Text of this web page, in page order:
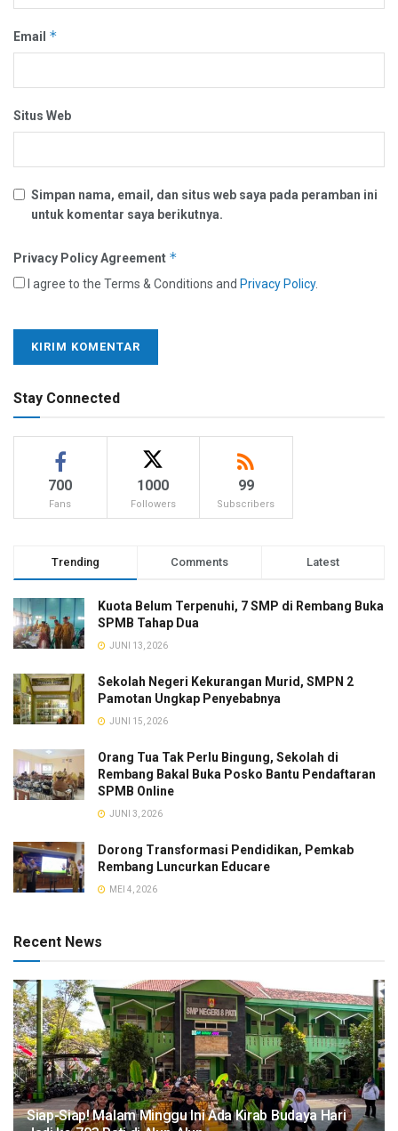
Email *
Situs Web
Simpan nama, email, dan situs web saya pada peramban ini
untuk komentar saya berikutnya.
Privacy Policy Agreement *
I agree to the Terms & Conditions and Privacy Policy.
Stay Connected
700
Fans
1000
Followers
99
Subscribers
Trending Comments Latest
Kuota Belum Terpenuhi, 7 SMP di Rembang Buka
SPMB Tahap Dua
JUNI 13, 2026
Sekolah Negeri Kekurangan Murid, SMPN 2
Pamotan Ungkap Penyebabnya
JUNI 15, 2026
Orang Tua Tak Perlu Bingung, Sekolah di
Rembang Bakal Buka Posko Bantu Pendaftaran
SPMB Online
JUNI 3, 2026
Dorong Transformasi Pendidikan, Pemkab
Rembang Luncurkan Educare
MEI 4, 2026
Recent News
Siap-Siap! Malam Minggu Ini Ada Kirab Budaya Hari